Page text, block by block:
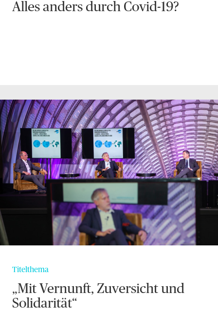
Alles anders durch Covid-19?
Titelthema
„Mit Vernunft, Zuversicht und
Solidarität“